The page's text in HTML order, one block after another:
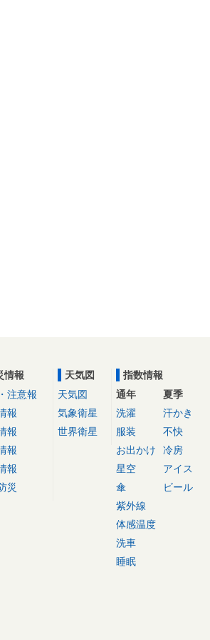
情報
注意報
報
報
報
報
災
天気図
天気図
気象衛星
世界衛星
指数情報
通年
洗濯
服装
お出かけ
星空
傘
紫外線
体感温度
洗車
睡眠
夏季
汗かき
不快
冷房
アイス
ビール